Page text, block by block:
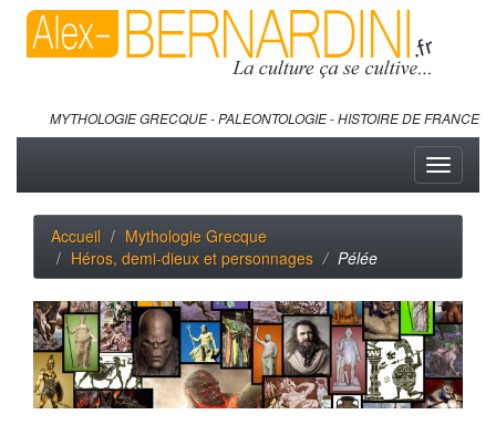
MYTHOLOGIE GRECQUE - PALEONTOLOGIE - HISTOIRE DE FRANCE
Toggle
Accueil
Mythologie Grecque
Héros, demi-dieux et personnages
Pélée